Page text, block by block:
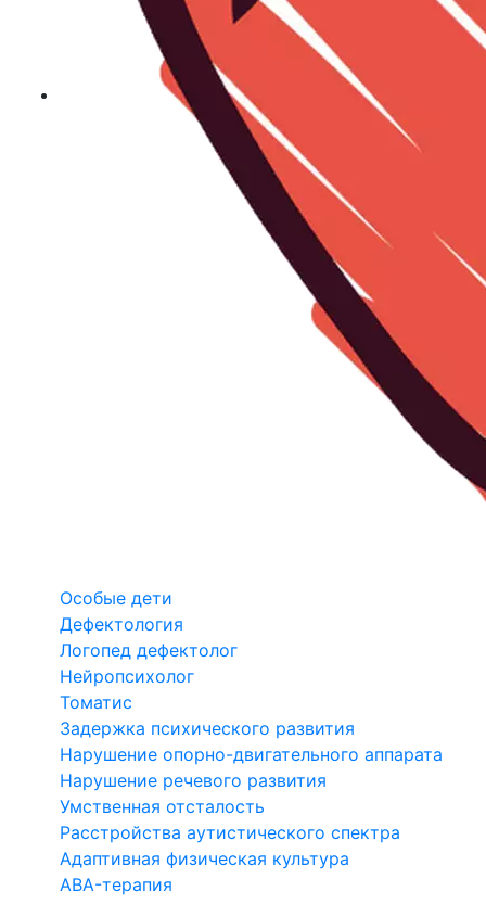
Особые дети
Дефектология
Логопед дефектолог
Нейропсихолог
Томатис
Задержка психического развития
Нарушение опорно-двигательного аппарата
Нарушение речевого развития
Умственная отсталость
Расстройства аутистического спектра
Адаптивная физическая культура
ABA-терапия